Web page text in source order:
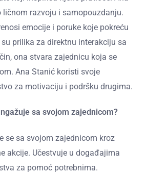
ličnom razvoju i samopouzdanju.
emocije i poruke koje pokreću
su prilika za direktnu interakciju sa
ona stvara zajednicu koja se
Ana Stanić koristi svoje
za motivaciju i podršku drugima.
sa svojom zajednicom?
se sa svojom zajednicom kroz
akcije. Učestvuje u događajima
za pomoć potrebnima.